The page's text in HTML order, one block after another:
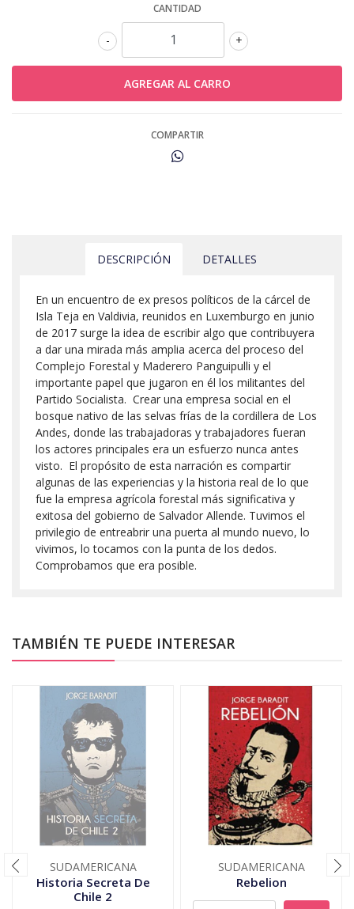
CANTIDAD
+
-
COMPARTIR
DESCRIPCIÓN DETALLES
En un encuentro de ex presos políticos de la cárcel de
Isla Teja en Valdivia, reunidos en Luxemburgo en junio
de 2017 surge la idea de escribir algo que contribuyera
a dar una mirada más amplia acerca del proceso del
Complejo Forestal y Maderero Panguipulli y el
importante papel que jugaron en él los militantes del
Partido Socialista. Crear una empresa social en el
bosque nativo de las selvas frías de la cordillera de Los
Andes, donde las trabajadoras y trabajadores fueran
los actores principales era un esfuerzo nunca antes
visto. El propósito de esta narración es compartir
algunas de las experiencias y la historia real de lo que
fue la empresa agrícola forestal más significativa y
exitosa del gobierno de Salvador Allende. Tuvimos el
privilegio de entreabrir una puerta al mundo nuevo, lo
vivimos, lo tocamos con la punta de los dedos.
Comprobamos que era posible.
TAMBIÉN TE PUEDE INTERESAR
SUDAMERICANA
Historia Secreta De
Chile 2
SUDAMERICANA
Rebelion